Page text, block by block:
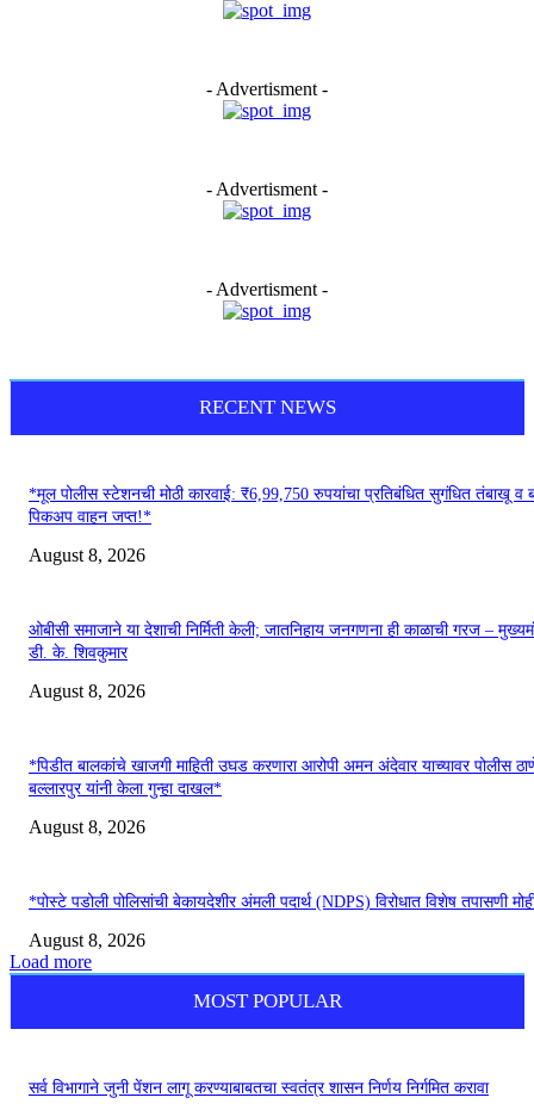
- Advertisment -
- Advertisment -
- Advertisment -
RECENT NEWS
*मूल पोलीस स्टेशनची मोठी कारवाई: ₹6,99,750 रुपयांचा प्रतिबंधित सुगंधित तंबाखू व
पिकअप वाहन जप्त!*
August 8, 2026
ओबीसी समाजाने या देशाची निर्मिती केली; जातनिहाय जनगणना ही काळाची गरज –
डी. के. शिवकुमार
August 8, 2026
*पिडीत बालकांचे खाजगी माहिती उघड करणारा आरोपी अमन अंदेवार याच्यावर पोलीस
बल्लारपुर यांनी केला गुन्हा दाखल*
August 8, 2026
*पोस्टे पडोली पोलिसांची बेकायदेशीर अंमली पदार्थ (NDPS) विरोधात विशेष तपासणी
August 8, 2026
Load more
MOST POPULAR
सर्व विभागाने जुनी पेंशन लागू करण्याबाबतचा स्‍वतंत्र शासन निर्णय निर्गमित करावा